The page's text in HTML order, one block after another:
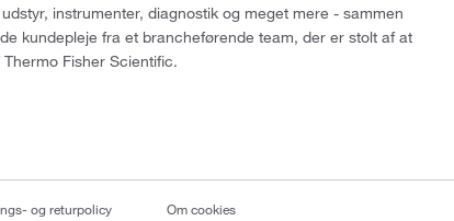
instrumenter, diagnostik og meget mere - sammen
kundepleje fra et brancheførende team, der er stolt af at
Fisher Scientific.
og returpolicy Om cookies